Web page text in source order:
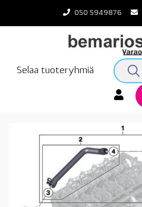
content
050 5949876
Selaa tuoteryhmiä